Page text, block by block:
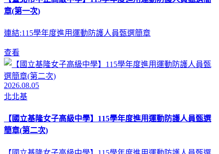
章(第一次)
連結:115學年度進用運動防護人員甄選簡章
查看
2026.08.05
北北基
【國立基隆女子高級中學】115學年度進用運動防護人員甄選
簡章(第二次)